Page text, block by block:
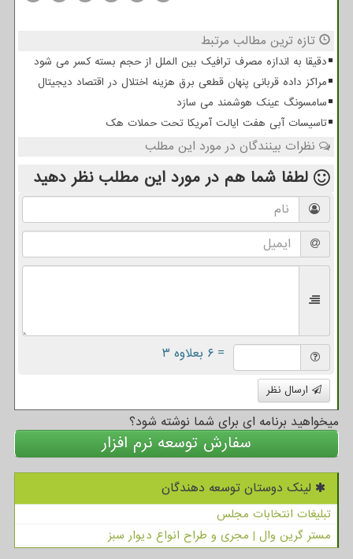
تازه ترین مطالب مرتبط
دقیقا به اندازه مصرف ترافیک بین الملل از حجم بسته کسر می شود
مراکز داده قربانی پنهان قطعی برق هزینه اختلال در اقتصاد دیجیتال
سامسونگ عینک هوشمند می سازد
تاسیسات آبی هفت ایالت آمریکا تحت حملات هک
نظرات بینندگان در مورد این مطلب
لطفا شما هم در مورد این مطلب نظر دهید
= ۶ بعلاوه ۳
ارسال نظر
میخواهید برنامه ای برای شما نوشته شود؟
سفارش توسعه نرم افزار
لینک دوستان توسعه دهندگان
تبلیغات انتخابات مجلس
مستر گرین وال | مجری و طراح انواع دیوار سبز